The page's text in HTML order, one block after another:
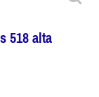
518 alta